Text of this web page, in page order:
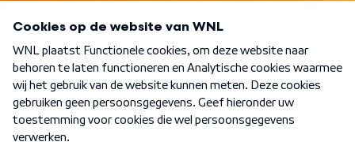
Nieuwsbrief
Word Lid